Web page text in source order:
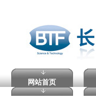
网站首页